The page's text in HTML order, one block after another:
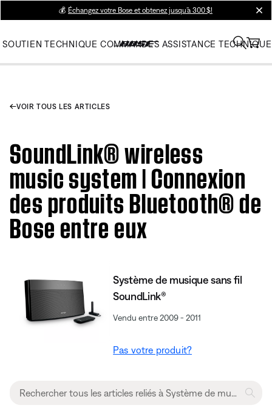
💰 Échangez votre Bose et obtenez jusqu’à 300 $!
SOUTIEN TECHNIQUE COMMANDES ASSISTANCE TECHNIQUE
VOIR TOUS LES ARTICLES
SoundLink® wireless
music system | Connexion
des produits Bluetooth® de
Bose entre eux
Système de musique sans fil
SoundLink®
Vendu entre 2009 - 2011
Pas votre produit?